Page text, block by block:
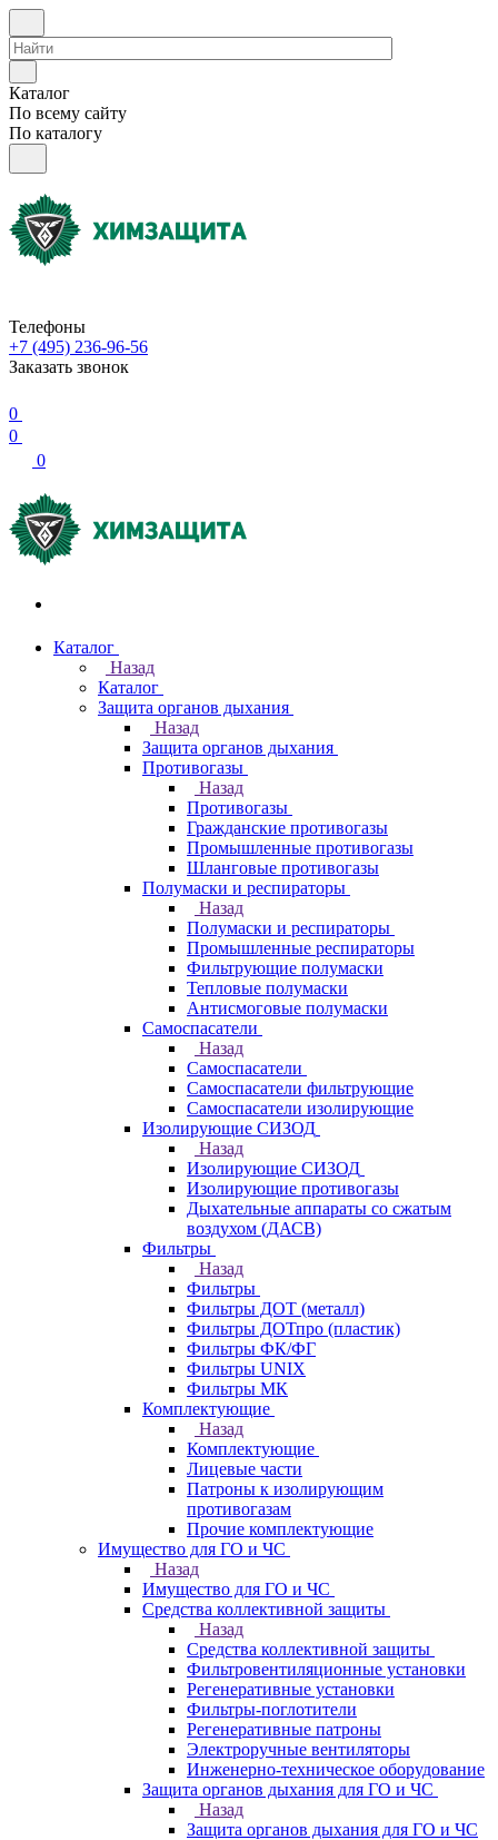
Каталог
По всему сайту
По каталогу
Телефоны
+7 (495) 236-96-56
Заказать звонок
0
0
0
Каталог
Назад
Каталог
Защита органов дыхания
Назад
Защита органов дыхания
Противогазы
Назад
Противогазы
Гражданские противогазы
Промышленные противогазы
Шланговые противогазы
Полумаски и респираторы
Назад
Полумаски и респираторы
Промышленные респираторы
Фильтрующие полумаски
Тепловые полумаски
Антисмоговые полумаски
Самоспасатели
Назад
Самоспасатели
Самоспасатели фильтрующие
Самоспасатели изолирующие
Изолирующие СИЗОД
Назад
Изолирующие СИЗОД
Изолирующие противогазы
Дыхательные аппараты со сжатым
воздухом (ДАСВ)
Фильтры
Назад
Фильтры
Фильтры ДОТ (металл)
Фильтры ДОТпро (пластик)
Фильтры ФК/ФГ
Фильтры UNIX
Фильтры МК
Комплектующие
Назад
Комплектующие
Лицевые части
Патроны к изолирующим
противогазам
Прочие комплектующие
Имущество для ГО и ЧС
Назад
Имущество для ГО и ЧС
Средства коллективной защиты
Назад
Средства коллективной защиты
Фильтровентиляционные установки
Регенеративные установки
Фильтры-поглотители
Регенеративные патроны
Электроручные вентиляторы
Инженерно-техническое оборудование
Защита органов дыхания для ГО и ЧС
Назад
Защита органов дыхания для ГО и ЧС